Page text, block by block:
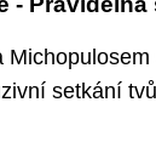
setkání